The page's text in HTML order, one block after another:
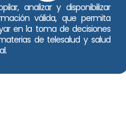
analizar y disponibilizar
válida, que permita
en la toma de decisiones
de telesalud y salud